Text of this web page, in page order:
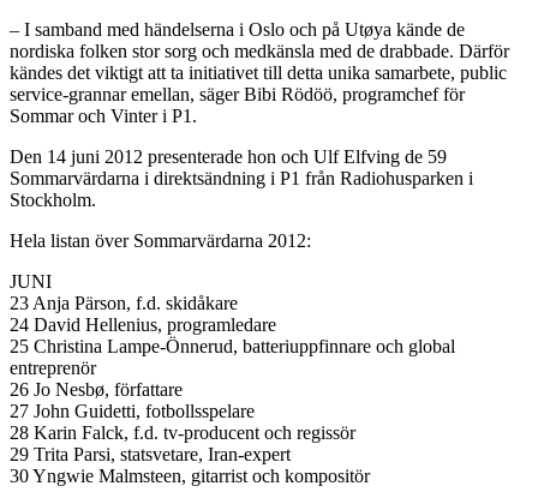
– I samband med händelserna i Oslo och på Utøya kände de
nordiska folken stor sorg och medkänsla med de drabbade. Därför
kändes det viktigt att ta initiativet till detta unika samarbete, public
service-grannar emellan, säger Bibi Rödöö, programchef för
Sommar och Vinter i P1.
Den 14 juni 2012 presenterade hon och Ulf Elfving de 59
Sommarvärdarna i direktsändning i P1 från Radiohusparken i
Stockholm.
Hela listan över Sommarvärdarna 2012:
JUNI
23 Anja Pärson, f.d. skidåkare
24 David Hellenius, programledare
25 Christina Lampe-Önnerud, batteriuppfinnare och global
entreprenör
26 Jo Nesbø, författare
27 John Guidetti, fotbollsspelare
28 Karin Falck, f.d. tv-producent och regissör
29 Trita Parsi, statsvetare, Iran-expert
30 Yngwie Malmsteen, gitarrist och kompositör